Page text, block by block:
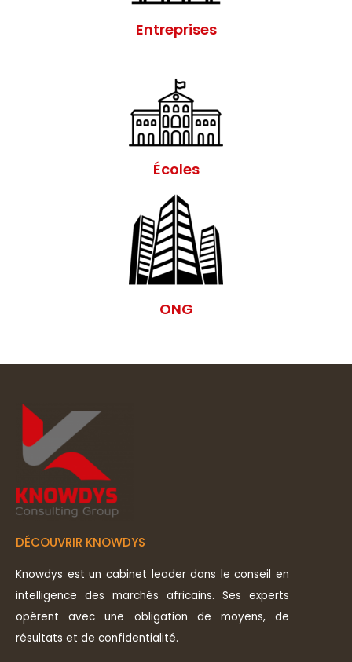
Entreprises
Écoles
ONG
DÉCOUVRIR KNOWDYS
Knowdys est un cabinet leader dans le conseil en
intelligence des marchés africains. Ses experts
opèrent avec une obligation de moyens, de
résultats et de confidentialité.